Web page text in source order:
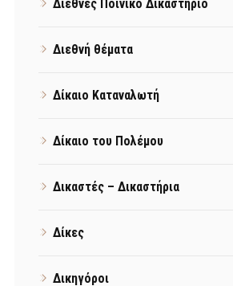
Διεθνές Ποινικό Δικαστήριο
Διεθνή θέματα
Δίκαιο Καταναλωτή
Δίκαιο του Πολέμου
Δικαστές – Δικαστήρια
Δίκες
Δικηγόροι